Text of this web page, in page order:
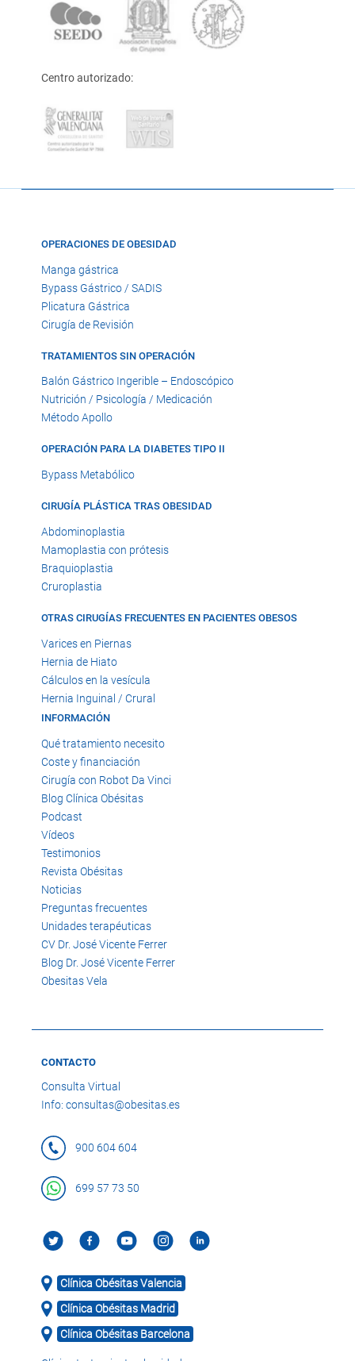
Centro autorizado:
OPERACIONES DE OBESIDAD
Manga gástrica
Bypass Gástrico / SADIS
Plicatura Gástrica
Cirugía de Revisión
TRATAMIENTOS SIN OPERACIÓN
Balón Gástrico Ingerible – Endoscópico
Nutrición / Psicología / Medicación
Método Apollo
OPERACIÓN PARA LA DIABETES TIPO II
Bypass Metabólico
CIRUGÍA PLÁSTICA TRAS OBESIDAD
Abdominoplastia
Mamoplastia con prótesis
Braquioplastia
Cruroplastia
OTRAS CIRUGÍAS FRECUENTES EN PACIENTES OBESOS
Varices en Piernas
Hernia de Hiato
Cálculos en la vesícula
Hernia Inguinal / Crural
INFORMACIÓN
Qué tratamiento necesito
Coste y financiación
Cirugía con Robot Da Vinci
Blog Clínica Obésitas
Podcast
Vídeos
Testimonios
Revista Obésitas
Noticias
Preguntas frecuentes
Unidades terapéuticas
CV Dr. José Vicente Ferrer
Blog Dr. José Vicente Ferrer
Obesitas Vela
CONTACTO
Consulta Virtual
Info: consultas@obesitas.es
900 604 604
699 57 73 50
Clínica Obésitas Valencia
Clínica Obésitas Madrid
Clínica Obésitas Barcelona